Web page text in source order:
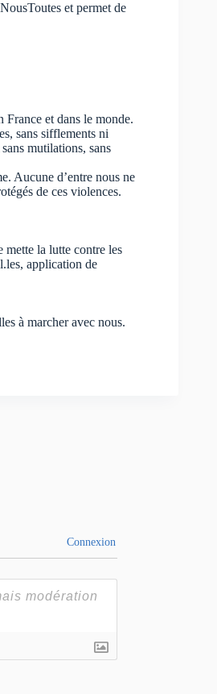
et permet de
France et dans le monde.
sans sifflements ni
mutilations, sans
Aucune d’entre nous ne
de ces violences.
mette la lutte contre les
application de
à marcher avec nous.
Connexion